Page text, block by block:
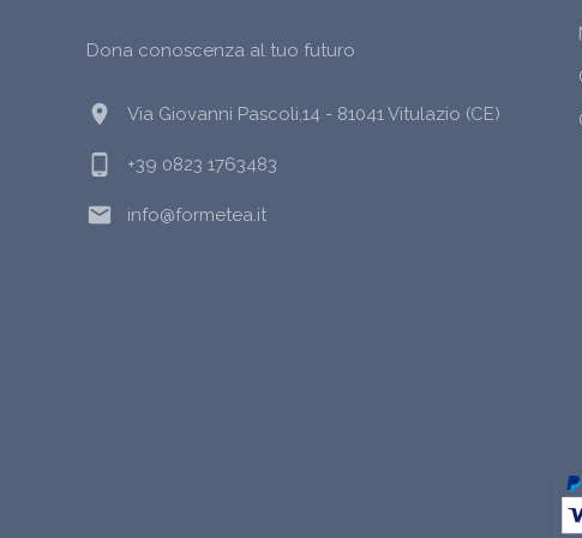
Dona conoscenza al tuo futuro
location_on Via Giovanni Pascoli,14 - 81041 Vitulazio (CE)
phone_android +39 0823 1763483
email info@formetea.it